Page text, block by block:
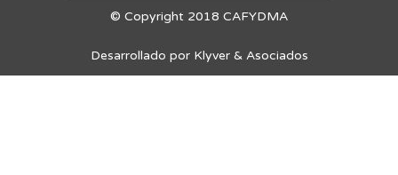
© Copyright 2018 CAFYDMA
Desarrollado por Klyver & Asociados